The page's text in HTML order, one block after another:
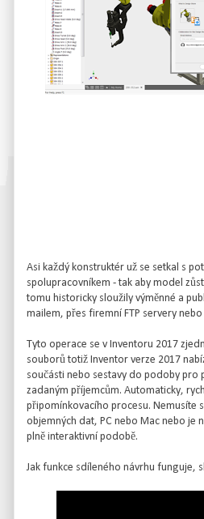
Asi každý konstruktér už se setkal s
spolupracovníkem - tak aby model
tomu historicky sloužily výměnné a
mailem, přes firemní FTP servery
Tyto operace se v Inventoru 2017
souborů totiž Inventor verze 2017
součásti nebo sestavy do podoby pro
zadaným příjemcům. Automaticky,
připomínkovacího procesu. Nemusíte
objemných dat, PC nebo Mac nebo je
plně interaktivní podobě.
Jak funkce sdíleného návrhu funguje,